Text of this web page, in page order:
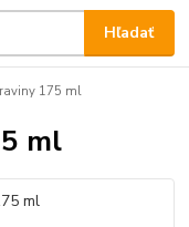
Hľadať
175 ml
ml